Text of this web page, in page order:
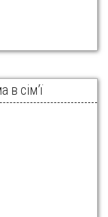
сім’ї